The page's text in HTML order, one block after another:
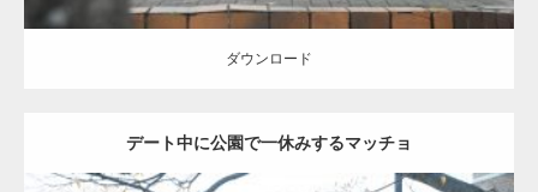
ダウンロード
デート中に公園で一休みするマッチョ